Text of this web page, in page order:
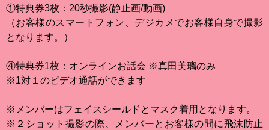
①特典券3枚：20秒撮影(静止画/動画)
（お客様のスマートフォン、デジカメでお客様自身で撮影
となります。）
④特典券1枚：オンラインお話会 ※真田美璃のみ
※1対１のビデオ通話ができます
※メンバーはフェイスシールドとマスク着用となります。
※２ショット撮影の際、メンバーとお客様の間に飛沫防止